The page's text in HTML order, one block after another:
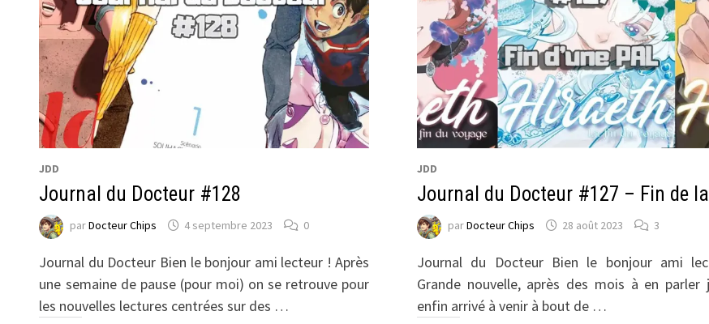
JDD
Journal du Docteur #128
parDocteur Chips 4 septembre 2023 0
Journal du Docteur Bien le bonjour ami lecteur ! Après
une semaine de pause (pour moi) on se retrouve pour
les nouvelles lectures centrées sur des …
JDD
Journal du Docteur #127 – Fin de
parDocteur Chips 28 août 2023 3
Journal du Docteur Bien le bonjour ami
Grande nouvelle, après des mois à en parler
enfin arrivé à venir à bout de …